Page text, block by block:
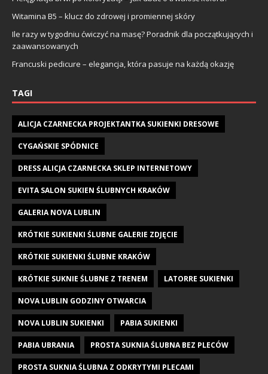
Witamina B5 – klucz do zdrowej i promiennej skóry
Ile razy w tygodniu ćwiczyć na masę? Poradnik dla początkujących i
zaawansowanych
Francuski pedicure – elegancja, która pasuje na każdą okazję
TAGI
ALICJA CZARNECKA PROJEKTANTKA SUKIENKI DRESOWE
CYGAŃSKIE SPÓDNICE
DRESS ALICJA CZARNECKA SKLEP INTERNETOWY
EVITA SALON SUKIEN ŚLUBNYCH KRAKÓW
GALERIA NOVA LUBLIN
KRÓTKIE SUKIENKI ŚLUBNE GALERIE ZDJĘCIE
KRÓTKIE SUKIENKI ŚLUBNE KRAKÓW
KRÓTKIE SUKNIE ŚLUBNE Z TRENEM LATORRE SUKIENKI
NOVA LUBLIN GODZINY OTWARCIA
NOVA LUBLIN SUKIENKI PABIA SUKIENKI
PABIA UBRANIA PROSTA SUKNIA ŚLUBNA BEZ PLECÓW
PROSTA SUKNIA ŚLUBNA Z ODKRYTYMI PLECAMI